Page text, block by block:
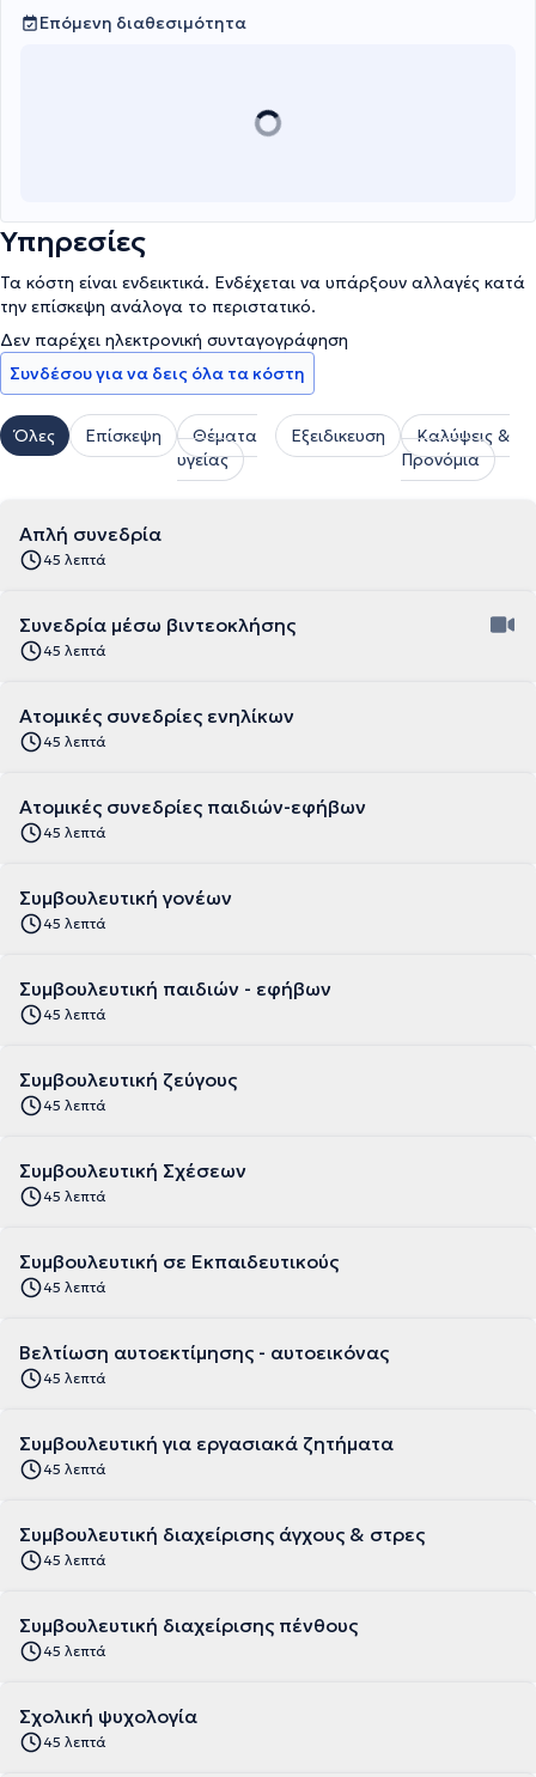
Επόμενη διαθεσιμότητα
Υπηρεσίες
Τα κόστη είναι ενδεικτικά. Ενδέχεται να υπάρξουν αλλαγές κατά
την επίσκεψη ανάλογα το περιστατικό.
Δεν παρέχει ηλεκτρονική συνταγογράφηση
Συνδέσου για να δεις όλα τα κόστη
Όλες Επίσκεψη
Θέματα
υγείας
Εξειδικευση
Καλύψεις &
Προνόμια
Απλή συνεδρία
45 λεπτά
Συνεδρία μέσω βιντεοκλήσης
45 λεπτά
Ατομικές συνεδρίες ενηλίκων
45 λεπτά
Ατομικές συνεδρίες παιδιών-εφήβων
45 λεπτά
Συμβουλευτική γονέων
45 λεπτά
Συμβουλευτική παιδιών - εφήβων
45 λεπτά
Συμβουλευτική ζεύγους
45 λεπτά
Συμβουλευτική Σχέσεων
45 λεπτά
Συμβουλευτική σε Εκπαιδευτικούς
45 λεπτά
Βελτίωση αυτοεκτίμησης - αυτοεικόνας
45 λεπτά
Συμβουλευτική για εργασιακά ζητήματα
45 λεπτά
Συμβουλευτική διαχείρισης άγχους & στρες
45 λεπτά
Συμβουλευτική διαχείρισης πένθους
45 λεπτά
Σχολική ψυχολογία
45 λεπτά